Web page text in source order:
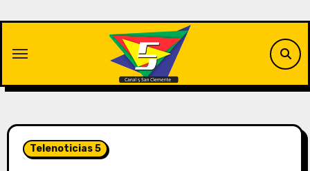
contenido
Telenoticias 5